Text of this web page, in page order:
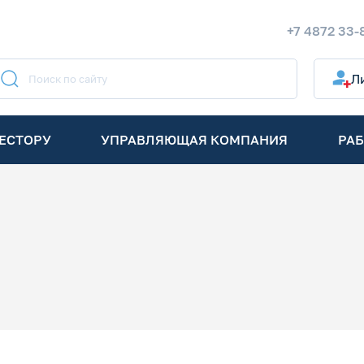
+7 4872
УПРАВЛЯЮЩАЯ КОМПАНИЯ